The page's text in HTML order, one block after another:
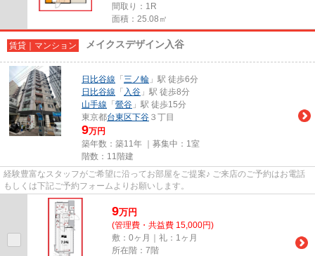
間取り：1R
面積：25.08㎡
賃貸｜マンション メイクスデザイン入谷
日比谷線 「 三ノ輪 」駅 徒歩6分
日比谷線 「 入谷 」駅 徒歩8分
山手線 「 鶯谷 」駅 徒歩15分
東京都台東区下谷 ３丁目
9万円
築年数：築11年 ｜募集中： 1室
階数：11階建
経験豊富なスタッフがご希望に沿ってお部屋をご提案♪ ご来店のご予約はお電話
もしくは下記ご予約フォームよりお願いします。
9万円
(管理費・共益費 15,000円)
敷：0ヶ月｜礼：1ヶ月
所在階：7階